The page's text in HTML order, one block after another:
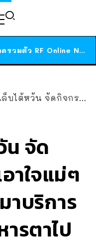
ได้เวลาเด็กหนวดรวมตัว RF Online Next เปิดให้เล่นแล้ว เกม Sci-Fi MMORPG ระดับตำนาน เล่นได้ทั้งมือถือและ PC
มพิเศษเอาใจแม่ๆ พาหนุ่มหล่อล่ำมาบริการ ทำเล็บไป ให้อาหารตาไป
น จัด
าใจแม่ๆ
บริการ
ารตาไป